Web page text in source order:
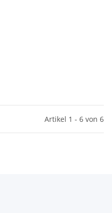
Artikel 1 - 6 von 6